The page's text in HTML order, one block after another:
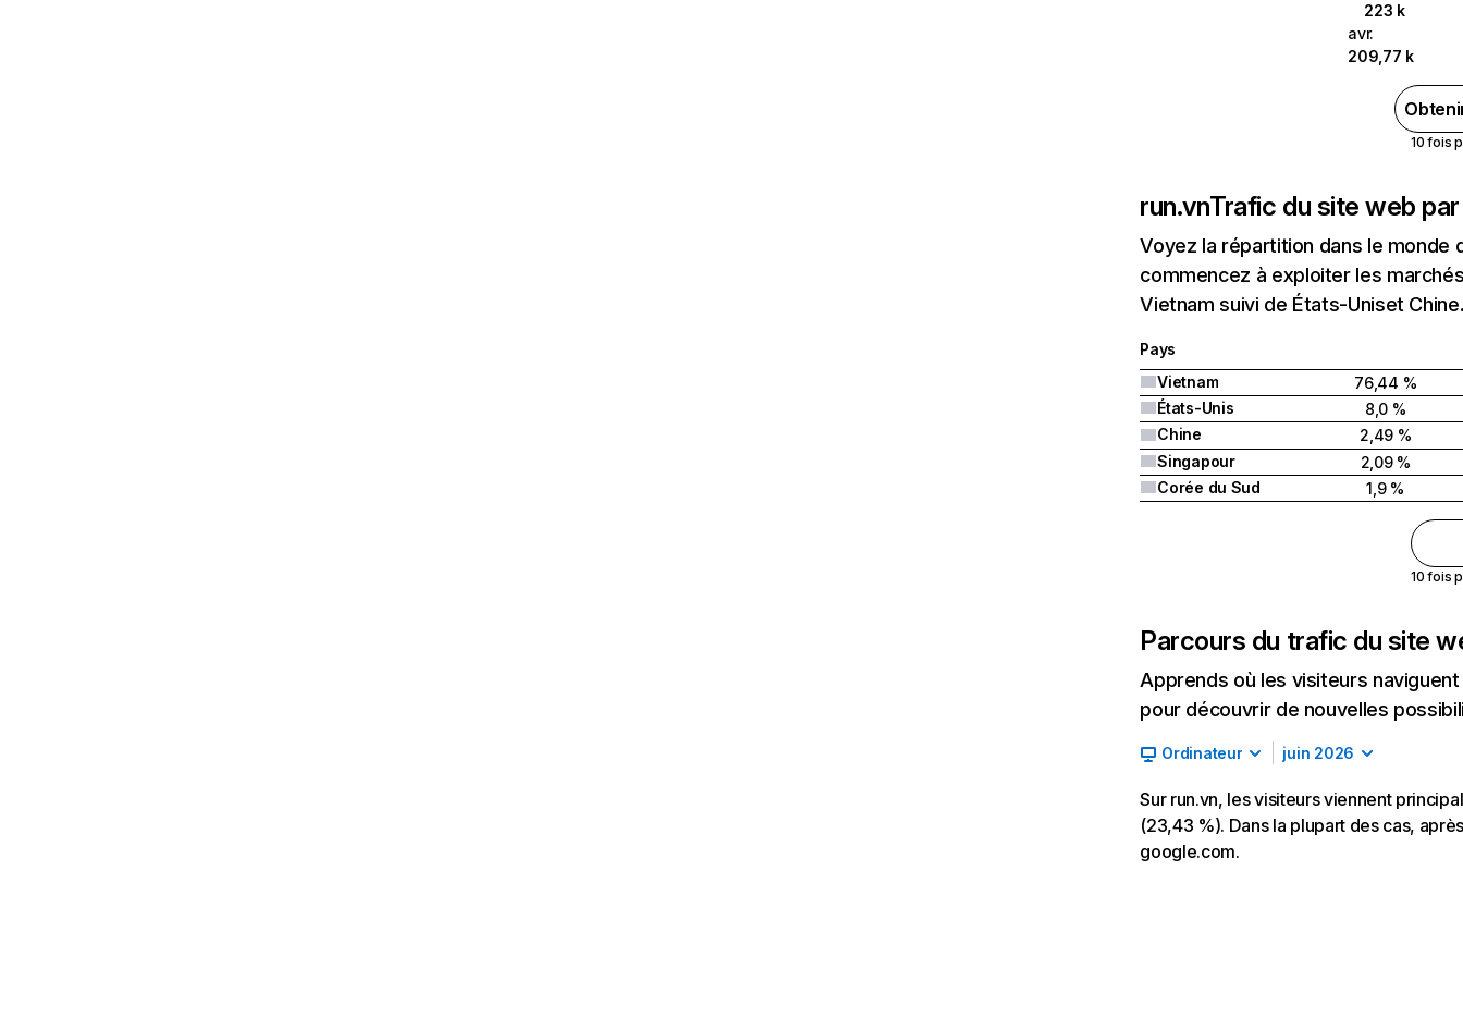
223 k
avr.
209,77 k
10 fois
run.vnTrafic du site web
Voyez la répartition dans le
commencez à exploiter les
Vietnam suivi de États-Uniset
Pays
Vietnam
76,44 %
États-Unis
8,0 %
Chine
2,49 %
Singapour
2,09 %
Corée du Sud
1,9 %
10 fois
Parcours du trafic du site
Apprends où les visiteurs
pour découvrir de nouvelles
Ordinateur juin 2026
Sur run.vn, les visiteurs viennent
(23,43 %). Dans la plupart des cas,
google.com.